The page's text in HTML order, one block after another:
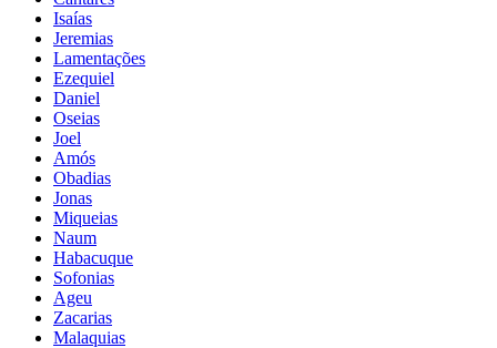
Isaías
Jeremias
Lamentações
Ezequiel
Daniel
Oseias
Joel
Amós
Obadias
Jonas
Miqueias
Naum
Habacuque
Sofonias
Ageu
Zacarias
Malaquias